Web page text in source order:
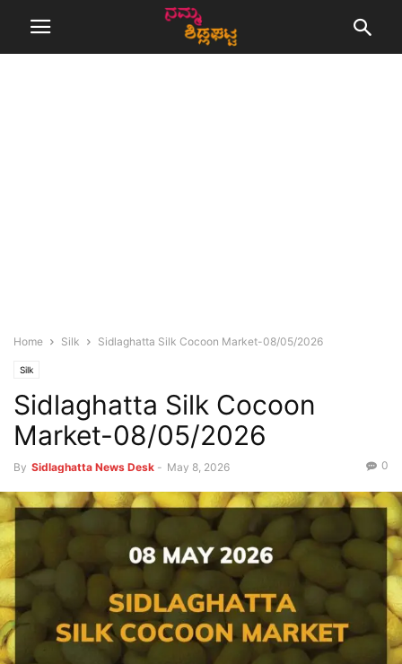
Home Silk Sidlaghatta Silk Cocoon Market-08/05/2026
Silk
Sidlaghatta Silk Cocoon
Market-08/05/2026
By Sidlaghatta News Desk - May 8, 2026 0